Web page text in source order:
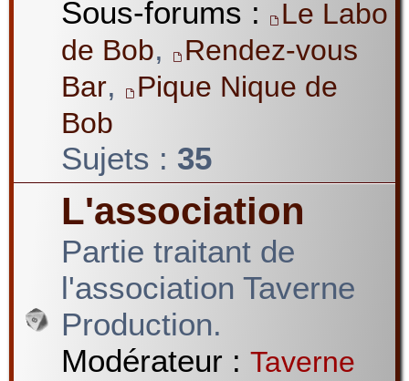
Sous-forums :
Le Labo
de Bob,
Rendez-vous
Bar,
Pique Nique de
Bob
Sujets : 35
L'association
Partie traitant de
l'association Taverne
Production.
Modérateur : Taverne